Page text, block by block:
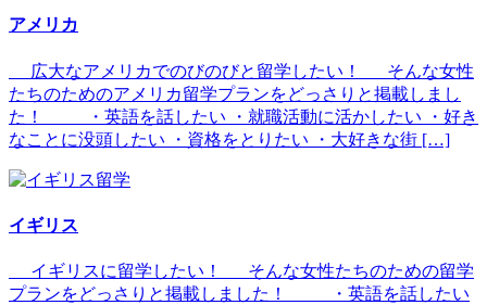
アメリカ
広大なアメリカでのびのびと留学したい！ そんな女性
たちのためのアメリカ留学プランをどっさりと掲載しまし
た！ ・英語を話したい ・就職活動に活かしたい ・好き
なことに没頭したい ・資格をとりたい ・大好きな街 […]
イギリス
イギリスに留学したい！ そんな女性たちのための留学
プランをどっさりと掲載しました！ ・英語を話したい